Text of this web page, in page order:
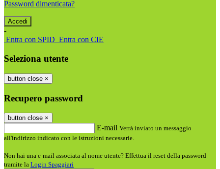
Password dimenticata?
-
Entra con SPID Entra con CIE
Seleziona utente
button close ×
Recupero password
button close ×
E-mail Verrà inviato un messaggio
all'indirizzo indicato con le istruzioni necessarie.
Non hai una e-mail associata al nome utente? Effettua il reset della password
tramite la Login Spaggiari